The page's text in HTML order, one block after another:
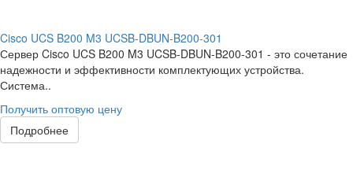
Cisco UCS B200 M3 UCSB-DBUN-B200-301
Сервер Cisco UCS B200 M3 UCSB-DBUN-B200-301 - это сочетание
надежности и эффективности комплектующих устройства.
Система..
Получить оптовую цену
Подробнее